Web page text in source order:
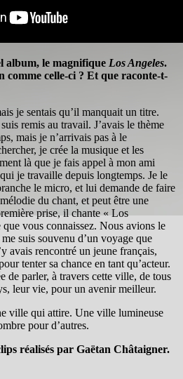
album, le magnifique Los Angeles.
comme celle-ci ? Et que raconte-t-
je sentais qu’il manquait un titre.
remis au travail. J’avais le thème
mais je n’arrivais pas à le
je crée la musique et les
là que je fais appel à mon ami
je travaille depuis longtemps. Je le
le micro, et lui demande de faire
du chant, et peut être une
prise, il chante « Los
vous connaissez. Nous avions le
suis souvenu d’un voyage que
avais rencontré un jeune français,
tenter sa chance en tant qu’acteur.
de parler, à travers cette ville, de tous
leur vie, pour un avenir meilleur.
ville qui attire. Une ville lumineuse
pour d’autres.
réalisés par Gaëtan Châtaigner.